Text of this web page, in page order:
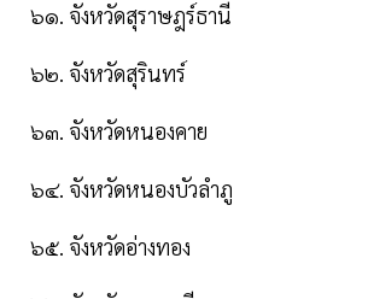
๖๑. จังหวัดสุราษฎร์ธานี
๖๒. จังหวัดสุรินทร์
๖๓. จังหวัดหนองคาย
๖๔. จังหวัดหนองบัวลําภู
๖๕. จังหวัดอ่างทอง